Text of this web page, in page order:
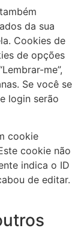
da sua
Cookies de
de opções
me”,
Se você se
login serão
cookie
cookie não
indica o ID
de editar.